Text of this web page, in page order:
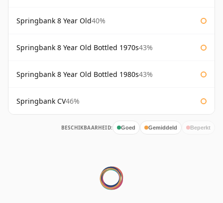
Springbank 8 Year Old40%
Springbank 8 Year Old Bottled 1970s43%
Springbank 8 Year Old Bottled 1980s43%
Springbank CV46%
BESCHIKBAARHEID: Goed Gemiddeld Beperkt